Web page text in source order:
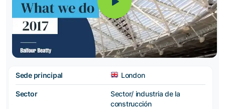
Sede principal London
Sector
Sector/ industria de la
construcción